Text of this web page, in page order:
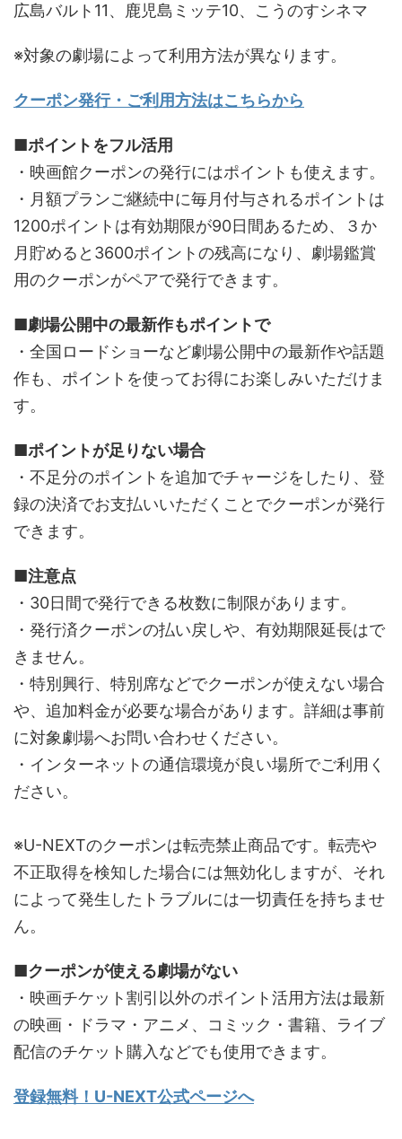
広島バルト11、鹿児島ミッテ10、こうのすシネマ
※対象の劇場によって利用方法が異なります。
クーポン発行・ご利用方法はこちらから
■ポイントをフル活用
・映画館クーポンの発行にはポイントも使えます。
・月額プランご継続中に毎月付与されるポイントは
1200ポイントは有効期限が90日間あるため、３か
月貯めると3600ポイントの残高になり、劇場鑑賞
用のクーポンがペアで発行できます。
■劇場公開中の最新作もポイントで
・全国ロードショーなど劇場公開中の最新作や話題
作も、ポイントを使ってお得にお楽しみいただけま
す。
■ポイントが足りない場合
・不足分のポイントを追加でチャージをしたり、登
録の決済でお支払いいただくことでクーポンが発行
できます。
■注意点
・30日間で発行できる枚数に制限があります。
・発行済クーポンの払い戻しや、有効期限延長はで
きません。
・特別興行、特別席などでクーポンが使えない場合
や、追加料金が必要な場合があります。詳細は事前
に対象劇場へお問い合わせください。
・インターネットの通信環境が良い場所でご利用く
ださい。
※U-NEXTのクーポンは転売禁止商品です。転売や
不正取得を検知した場合には無効化しますが、それ
によって発生したトラブルには一切責任を持ちませ
ん。
■クーポンが使える劇場がない
・映画チケット割引以外のポイント活用方法は最新
の映画・ドラマ・アニメ、コミック・書籍、ライブ
配信のチケット購入などでも使用できます。
登録無料！U-NEXT公式ページへ